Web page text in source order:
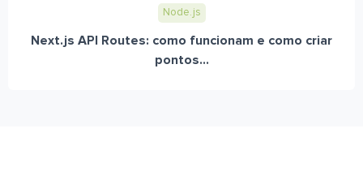
Node.js
Next.js API Routes: como funcionam e como criar
pontos...